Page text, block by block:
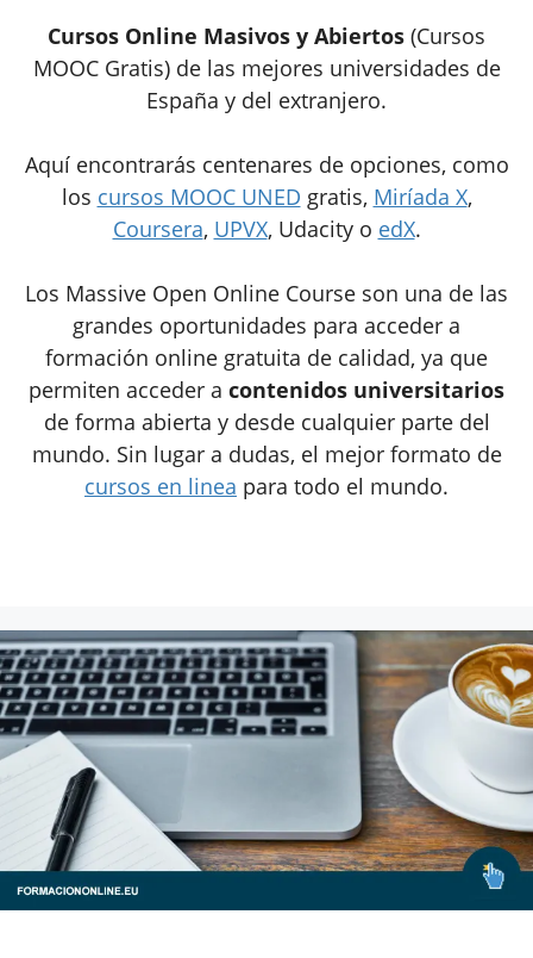
Cursos Online Masivos y Abiertos (Cursos
MOOC Gratis) de las mejores universidades de
España y del extranjero.
Aquí encontrarás centenares de opciones, como
los cursos MOOC UNED gratis, Miríada X,
Coursera, UPVX, Udacity o edX.
Los Massive Open Online Course son una de las
grandes oportunidades para acceder a
formación online gratuita de calidad, ya que
permiten acceder a contenidos universitarios
de forma abierta y desde cualquier parte del
mundo. Sin lugar a dudas, el mejor formato de
cursos en linea para todo el mundo.